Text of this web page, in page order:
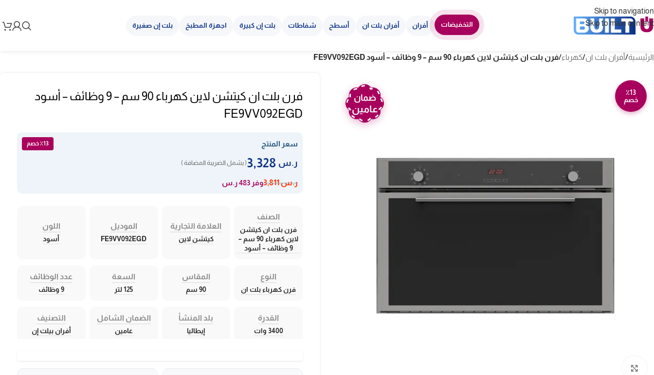
Skip to navigation
Skip to main content
التخفيضات أفران أفران بلت ان أسطح شفاطات بلت إن كبيرة اجهزة المطبخ بلت إن صغيرة
الرئيسية/أفران بلت ان/كهرباء/فرن بلت ان كيتشن لاين كهرباء 90 سم – 9 وظائف – أسود FE9VV092EGD
٪13
خصم
ضمان
عامين
فرن بلت ان كيتشن لاين كهرباء 90 سم – 9 وظائف – أسود
FE9VV092EGD
سعر المنتج ٪13 خصم
ر.س ( يشمل الضريبة المضافة )
ر.س3,811 وفر 483 ر.س
الصنف
فرن بلت ان كيتشن
لاين كهرباء 90 سم –
9 وظائف – أسود
العلامة التجارية
كيتشن لاين
الموديل
FE9VV092EGD
اللون
أسود
النوع
فرن كهرباء بلت ان
المقاس
90 سم
السعة
125 لتر
عدد الوظائف
9 وظائف
القدرة
3400 وات
بلد المنشأ
إيطاليا
الضمان الشامل
عامين
التصنيف
أفران بيلت إن